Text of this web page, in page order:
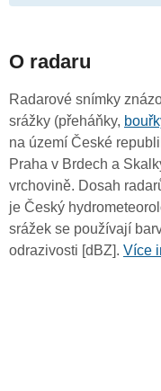
O radaru
Radarové snímky
srážky (přeháňky,
na území České
Praha v Brdech a
vrchovině. Dosah
je Český
srážek se používají
odrazivosti [dBZ]. Více